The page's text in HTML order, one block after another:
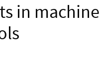
in machine